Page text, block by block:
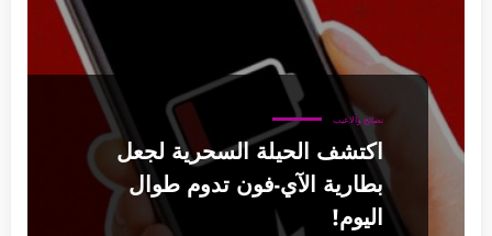
نصائح وألاعيب
اكتشف الحيلة السحرية لجعل
بطارية الآي-فون تدوم طوال
اليوم!